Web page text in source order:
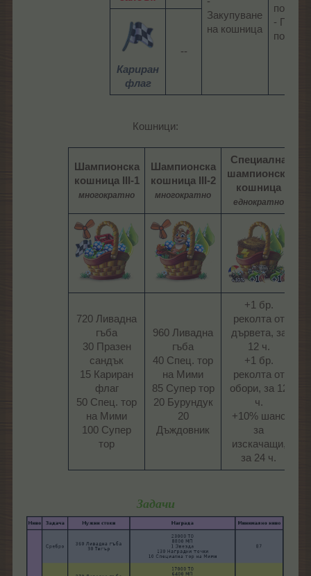
Закупуване
на кошница​
поле
- Пусто
поле​
Кариран
флаг
--​
Кошници:
Шампионска
кошница III-1
многократно
Шампионска
кошница III-2
многократно
Специална
шампионска
кошница
еднократно
720 Ливадна
гъба
30 Празен
сандък
15 Кариран
флаг
50 Спец. тор
на Мими
100 Супер
тор​
960 Ливадна
гъба
40 Спец. тор
на Мими
85 Супер тор
20 Бурундук
20
Дъждовник​
+1 бр.
реколта от
дървета, за
12 ч.
+1 бр.
реколта от
обори, за 12
ч.
+10% шанс
за
изскачащи,
за 24 ч.​
Задачи